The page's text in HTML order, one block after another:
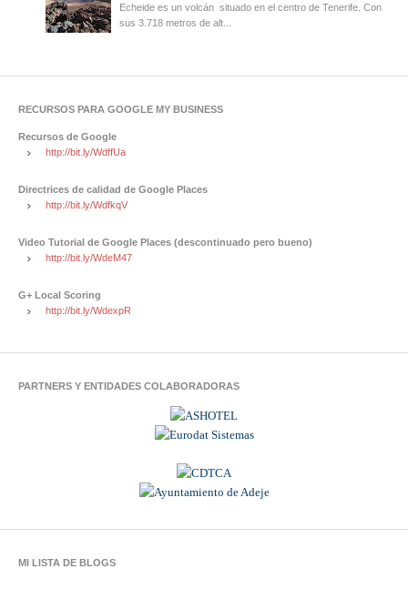
Echeide es un volcán situado en el centro de Tenerife. Con
sus 3.718 metros de alt...
RECURSOS PARA GOOGLE MY BUSINESS
Recursos de Google
http://bit.ly/WdffUa
Directrices de calidad de Google Places
http://bit.ly/WdfkqV
Video Tutorial de Google Places (descontinuado pero bueno)
http://bit.ly/WdeM47
G+ Local Scoring
http://bit.ly/WdexpR
PARTNERS Y ENTIDADES COLABORADORAS
MI LISTA DE BLOGS